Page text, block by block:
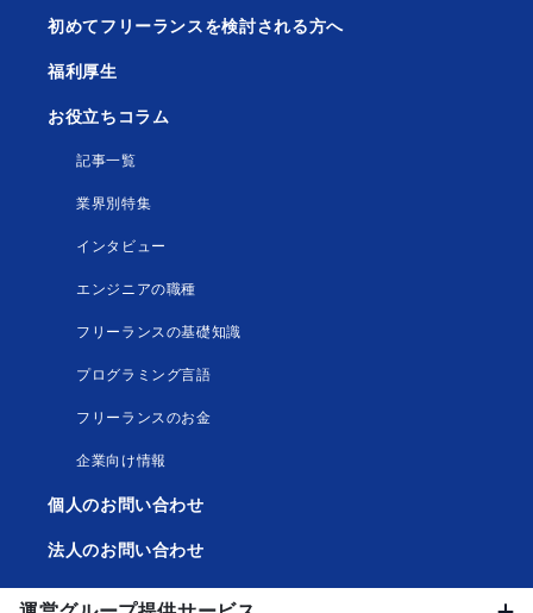
初めてフリーランスを検討される方へ
福利厚生
お役立ちコラム
記事一覧
業界別特集
インタビュー
エンジニアの職種
フリーランスの基礎知識
プログラミング言語
フリーランスのお金
企業向け情報
個人のお問い合わせ
法人のお問い合わせ